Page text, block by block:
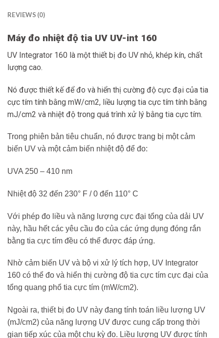
REVIEWS (0)
Máy đo nhiệt độ tia UV UV-int 160
UV Integrator 160 là một thiết bị đo UV nhỏ, khép kín, chất
lượng cao.
Nó được thiết kế để đo và hiển thị cường độ cực đại của tia
cực tím tính bằng mW/cm2, liều lượng tia cực tím tính bằng
mJ/cm2 và nhiệt độ trong quá trình xử lý bằng tia cực tím.
Trong phiên bản tiêu chuẩn, nó được trang bị một cảm
biến UV và một cảm biến nhiệt độ để đo:
UVA 250 – 410 nm
Nhiệt độ 32 đến 230° F / 0 đến 110° C
Với phép đo liều và năng lượng cực đại tổng của dải UV
này, hầu hết các yêu cầu đo của các ứng dụng đóng rắn
bằng tia cực tím đều có thể được đáp ứng.
Nhờ cảm biến UV và bộ vi xử lý tích hợp, UV Integrator
160 có thể đo và hiển thị cường độ tia cực tím cực đại của
tổng quang phổ tia cực tím (mW/cm2).
Ngoài ra, thiết bị đo UV này đang tính toán liều lượng UV
(mJ/cm2) của năng lượng UV được cung cấp trong thời
gian tiếp xúc của một chu kỳ đo. Liều lượng UV được tính